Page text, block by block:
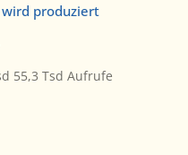
produziert
55,3 Tsd Aufrufe